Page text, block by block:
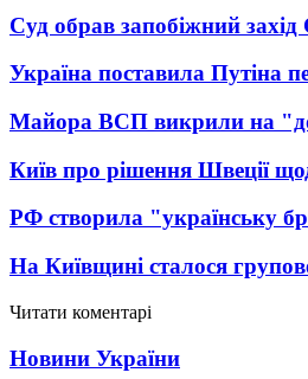
Суд обрав запобіжний
Україна поставила Путіна
Майора ВСП викрили на
Київ про рішення Швеції
РФ створила "українську
На Київщині сталося
Читати коментарі
Новини України